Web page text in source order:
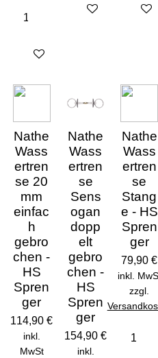
In den Warenkorb
Details anzeigen
Nathe
Wass
ertren
se 20
mm
einfac
h
gebro
chen -
HS
Spren
ger
114,90 €
inkl.
MwSt
Nathe
Wass
ertren
se
Sens
ogan
dopp
elt
gebro
chen -
HS
Spren
ger
154,90 €
inkl.
Nathe
Wass
ertren
se
Stang
e - HS
Spren
ger
79,90 €
inkl.
zzgl.